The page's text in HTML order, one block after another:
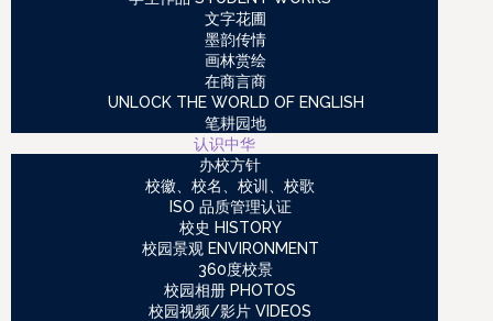
文字花圃
墨韵传情
画林赏绘
在商言商
UNLOCK THE WORLD OF ENGLISH
笔耕园地
认识中华
办校方针
校徽、校名、校训、校歌
ISO 品质管理认证
校史 HISTORY
校园景观 ENVIRONMENT
360度校景
校园相册 PHOTOS
校园视频/影片 VIDEOS